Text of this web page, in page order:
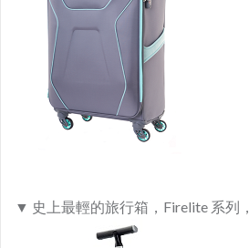
▼ 史上最輕的旅行箱，Firelite 系列，